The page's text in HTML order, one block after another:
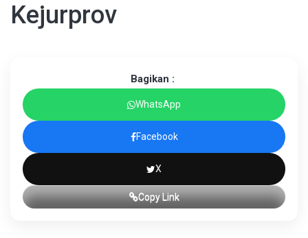
Kejurprov
Bagikan :
WhatsApp
Facebook
X
Copy Link